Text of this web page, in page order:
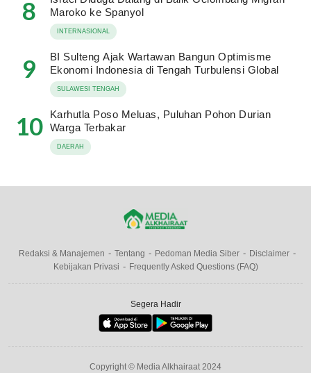
8
Maroko ke Spanyol
INTERNASIONAL
9
BI Sulteng Ajak Wartawan Bangun Optimisme
Ekonomi Indonesia di Tengah Turbulensi Global
SULAWESI TENGAH
10
Karhutla Poso Meluas, Puluhan Pohon Durian
Warga Terbakar
DAERAH
Redaksi & Manajemen Tentang Pedoman Media Siber
Disclaimer
Kebijakan Privasi
Frequently Asked Questions (FAQ)
Segera Hadir
Copyright © Media Alkhairaat 2024